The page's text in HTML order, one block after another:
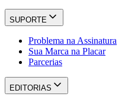
SUPORTE
Problema na Assinatura
Sua Marca na Placar
Parcerias
EDITORIAS